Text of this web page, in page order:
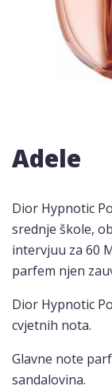
Adele
Dior Hypnotic
srednje škole,
intervjuu za 60
parfem njen
Dior Hypnotic
cvjetnih nota.
Glavne note
sandalovina.